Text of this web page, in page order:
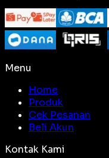
Menu
Home
Produk
Cek Pesanan
Beli Akun
Kontak Kami